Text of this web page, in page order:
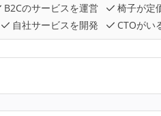
B2Cのサービスを運営
椅子が定
自社サービスを開発 CTOがい